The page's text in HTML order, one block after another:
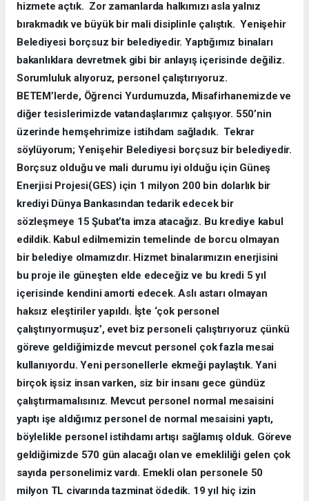
hizmete açtık. Zor zamanlarda halkımızı asla yalnız
bırakmadık ve büyük bir mali disiplinle çalıştık. Yenişehir
Belediyesi borçsuz bir belediyedir. Yaptığımız binaları
bakanlıklara devretmek gibi bir anlayış içerisinde değiliz.
Sorumluluk alıyoruz, personel çalıştırıyoruz.
BETEM’lerde, Öğrenci Yurdumuzda, Misafirhanemizde ve
diğer tesislerimizde vatandaşlarımız çalışıyor. 550’nin
üzerinde hemşehrimize istihdam sağladık. Tekrar
söylüyorum; Yenişehir Belediyesi borçsuz bir belediyedir.
Borçsuz olduğu ve mali durumu iyi olduğu için Güneş
Enerjisi Projesi(GES) için 1 milyon 200 bin dolarlık bir
krediyi Dünya Bankasından tedarik edecek bir
sözleşmeye 15 Şubat’ta imza atacağız. Bu krediye kabul
edildik. Kabul edilmemizin temelinde de borcu olmayan
bir belediye olmamızdır. Hizmet binalarımızın enerjisini
bu proje ile güneşten elde edeceğiz ve bu kredi 5 yıl
içerisinde kendini amorti edecek. Aslı astarı olmayan
haksız eleştiriler yapıldı. İşte ‘çok personel
çalıştırıyormuşuz’, evet biz personeli çalıştırıyoruz çünkü
göreve geldiğimizde mevcut personel çok fazla mesai
kullanıyordu. Yeni personellerle ekmeği paylaştık. Yani
birçok işsiz insan varken, siz bir insanı gece gündüz
çalıştırmamalısınız. Mevcut personel normal mesaisini
yaptı işe aldığımız personel de normal mesaisini yaptı,
böylelikle personel istihdamı artışı sağlamış olduk. Göreve
geldiğimizde 570 gün alacağı olan ve emekliliği gelen çok
sayıda personelimiz vardı. Emekli olan personele 50
milyon TL civarında tazminat ödedik. 19 yıl hiç izin